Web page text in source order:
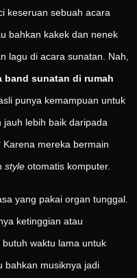
keseruan sebuah acara
bahkan kakek dan nenek
lagu di acara sunatan. Nah,
band sunatan di rumah
punya kemampuan untuk
lebih baik daripada
mereka bermain
style otomatis komputer.
yang pakai organ tunggal.
ketinggian atau
waktu lama untuk
bahkan musiknya jadi